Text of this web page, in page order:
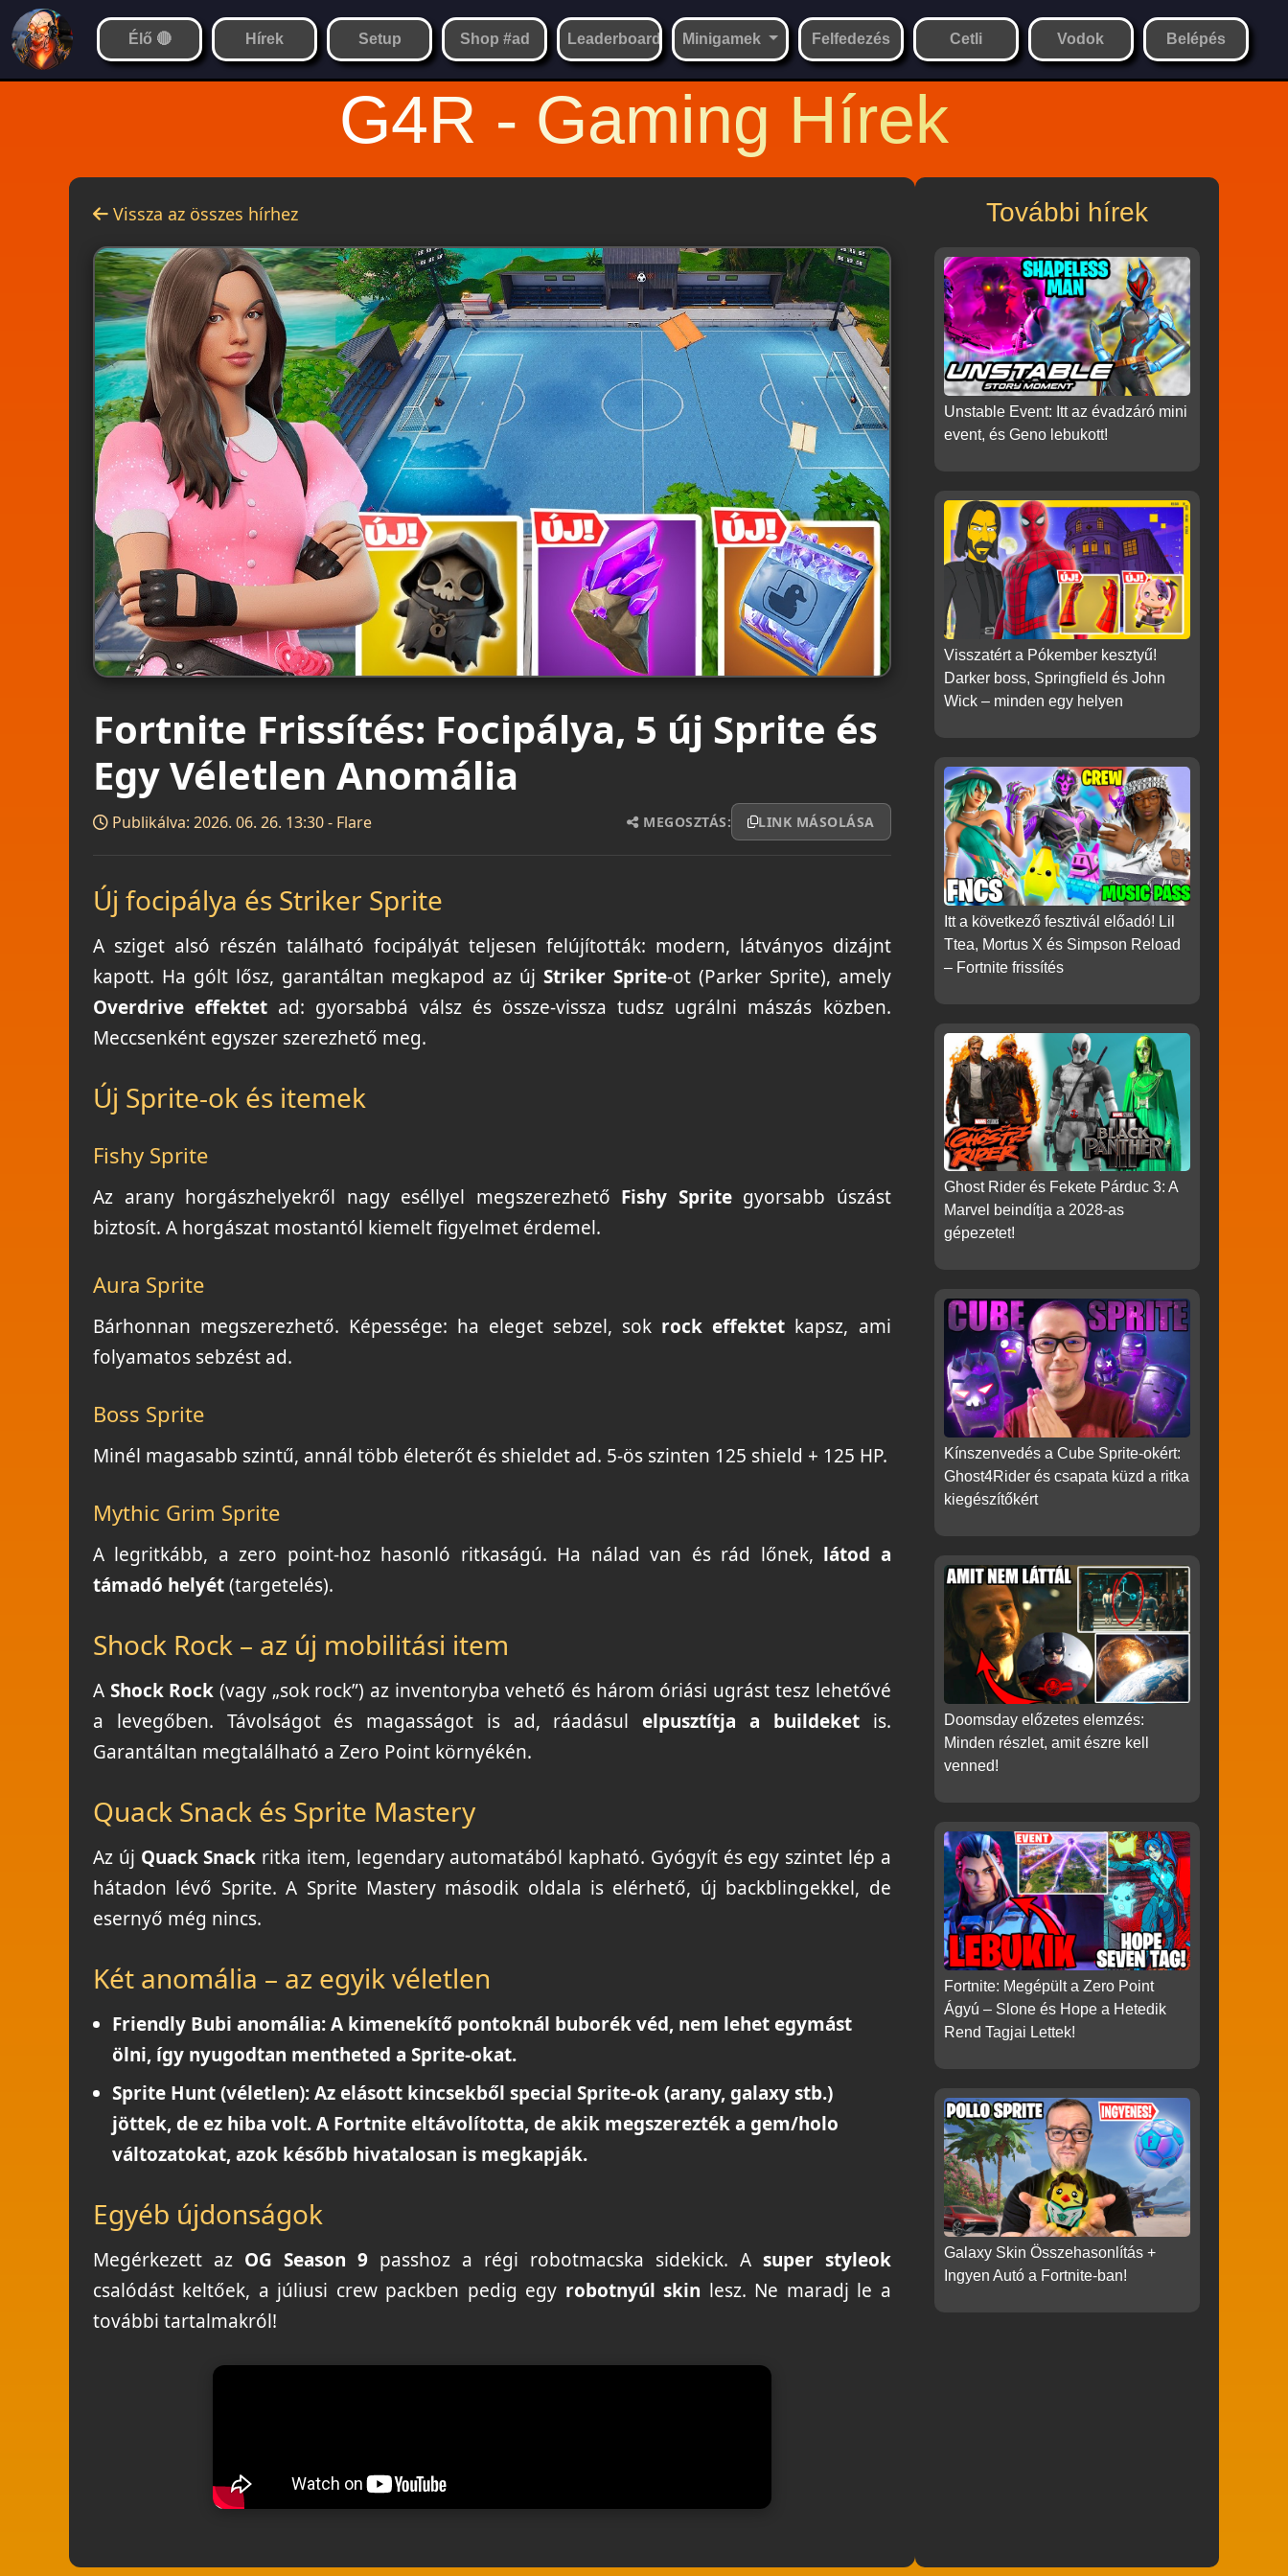
Élő 🔴 Hírek Setup Shop #ad Leaderboard Minigamek Felfedezés Cetli Vodok Belépés
G4R - Gaming Hírek
Vissza az összes hírhez
Fortnite Frissítés: Focipálya, 5 új Sprite és
Egy Véletlen Anomália
Publikálva: 2026. 06. 26. 13:30 - Flare MEGOSZTÁS: LINK MÁSOLÁSA
Új focipálya és Striker Sprite
A sziget alsó részén található focipályát teljesen felújították: modern, látványos dizájnt
kapott. Ha gólt lősz, garantáltan megkapod az új Striker Sprite-ot (Parker Sprite), amely
Overdrive effektet ad: gyorsabbá válsz és össze-vissza tudsz ugrálni mászás közben.
Meccsenként egyszer szerezhető meg.
Új Sprite-ok és itemek
Fishy Sprite
Az arany horgászhelyekről nagy eséllyel megszerezhető Fishy Spritegyorsabb úszást
biztosít. A horgászat mostantól kiemelt figyelmet érdemel.
Aura Sprite
Bárhonnan megszerezhető. Képessége: ha eleget sebzel, sok rock effektet kapsz, ami
folyamatos sebzést ad.
Boss Sprite
Minél magasabb szintű, annál több életerőt és shieldet ad. 5-ös szinten 125 shield + 125 HP.
Mythic Grim Sprite
A legritkább, a zero point-hoz hasonló ritkaságú. Ha nálad van és rád lőnek, látod a
támadó helyét(targetelés).
Shock Rock – az új mobilitási item
A Shock Rock (vagy „sok rock”) az inventoryba vehető és három óriási ugrást tesz lehetővé
a levegőben. Távolságot és magasságot is ad, ráadásulelpusztítja a buildeketis.
Garantáltan megtalálható a Zero Point környékén.
Quack Snack és Sprite Mastery
Az új Quack Snack ritka item, legendary automatából kapható. Gyógyít és egy szintet lép a
hátadon lévő Sprite. A Sprite Mastery második oldala is elérhető, új backblingekkel, de
esernyő még nincs.
Két anomália – az egyik véletlen
Friendly Bubi anomália:A kimenekítő pontoknál buborék véd, nem lehet egymást
ölni, így nyugodtan mentheted a Sprite-okat.
Sprite Hunt (véletlen):Az elásott kincsekből special Sprite-ok (arany, galaxy stb.)
jöttek, de ez hiba volt. A Fortnite eltávolította, de akik megszerezték a gem/holo
változatokat, azok később hivatalosan is megkapják.
Egyéb újdonságok
Megérkezett az OG Season 9passhoz a régi robotmacska sidekick. A super styleok
csalódást keltőek, a júliusi crew packben pedig egy robotnyúl skin lesz. Ne maradj le a
további tartalmakról!
További hírek
Unstable Event: Itt az évadzáró mini
event, és Geno lebukott!
Visszatért a Pókember kesztyű!
Darker boss, Springfield és John
Wick – minden egy helyen
Itt a következő fesztivál előadó! Lil
Ttea, Mortus X és Simpson Reload
– Fortnite frissítés
Ghost Rider és Fekete Párduc 3: A
Marvel beindítja a 2028-as
gépezetet!
Kínszenvedés a Cube Sprite-okért:
Ghost4Rider és csapata küzd a ritka
kiegészítőkért
Doomsday előzetes elemzés:
Minden részlet, amit észre kell
venned!
Fortnite: Megépült a Zero Point
Ágyú – Slone és Hope a Hetedik
Rend Tagjai Lettek!
Galaxy Skin Összehasonlítás +
Ingyen Autó a Fortnite-ban!